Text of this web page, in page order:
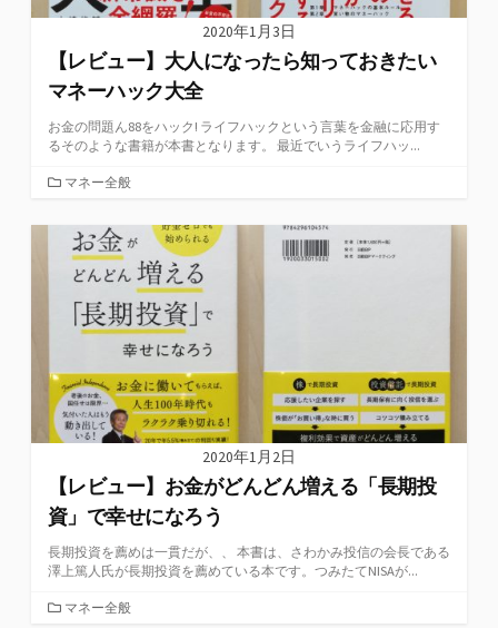
2020年1月3日
【レビュー】大人になったら知っておきたい
マネーハック大全
お金の問題ん88をハック! ライフハックという言葉を金融に応用す
るそのような書籍が本書となります。 最近でいうライフハッ...
カ
ゴ
マネー全般
2020年1月2日
【レビュー】お金がどんどん増える「長期投
資」で幸せになろう
長期投資を薦めは一貫だが、、 本書は、さわかみ投信の会長である
澤上篤人氏が長期投資を薦めている本です。つみたてNISAが...
カマネー全般